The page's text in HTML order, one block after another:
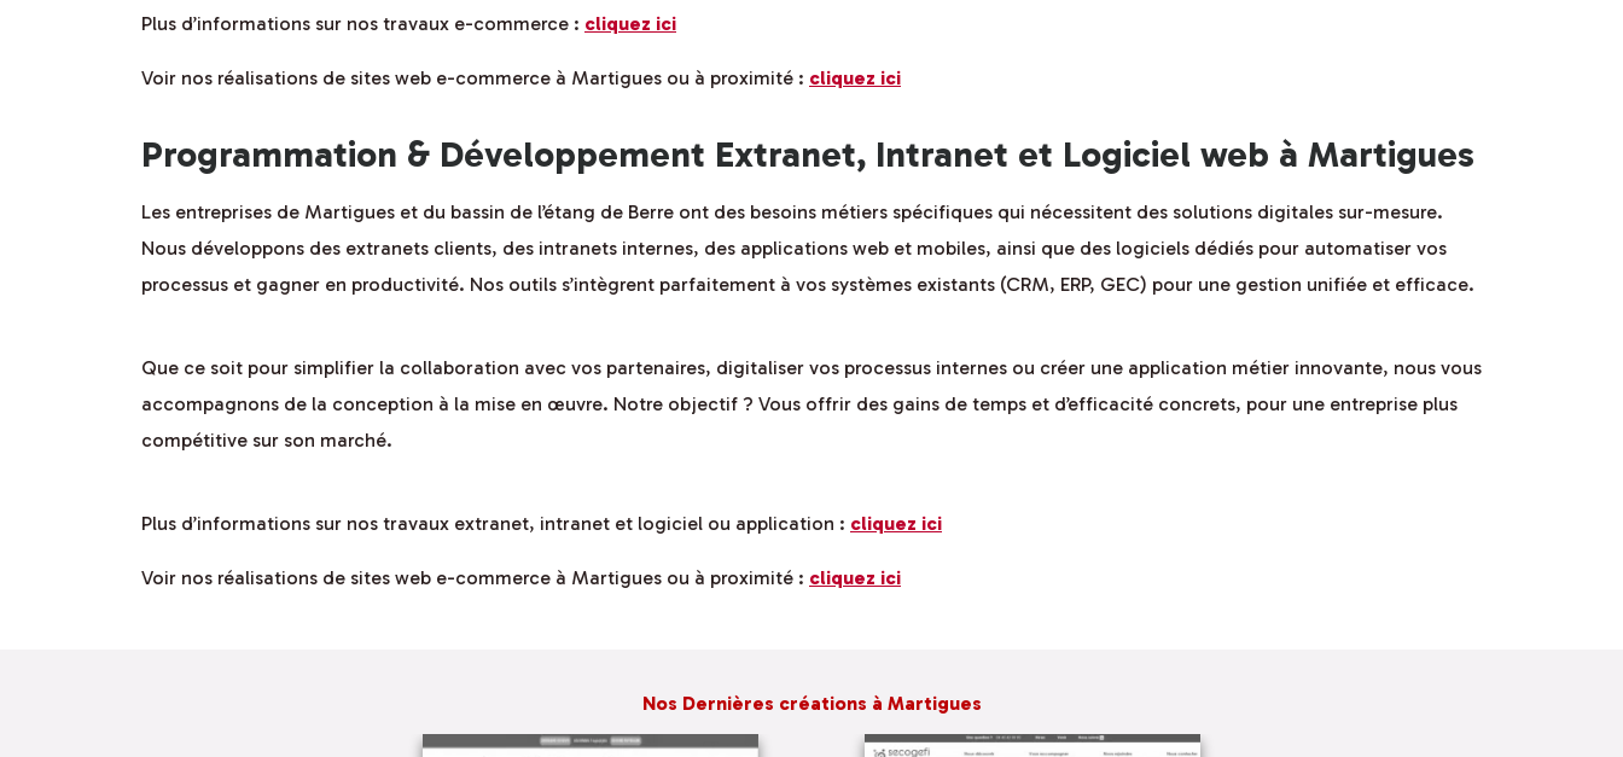
Plus d’informations sur nos travaux e-commerce : cliquez ici
Voir nos réalisations de sites web e-commerce à Martigues ou à proximité : cliquez ici
Programmation & Développement Extranet, Intranet et Logiciel web à Martigues
Les entreprises de Martigues et du bassin de l’étang de Berre ont des besoins métiers spécifiques qui nécessitent des solutions digitales sur-mesure.
Nous développons des extranets clients, des intranets internes, des applications web et mobiles, ainsi que des logiciels dédiés pour automatiser vos
processus et gagner en productivité. Nos outils s’intègrent parfaitement à vos systèmes existants (CRM, ERP, GEC) pour une gestion unifiée et efficace.
Que ce soit pour simplifier la collaboration avec vos partenaires, digitaliser vos processus internes ou créer une application métier innovante, nous vous
accompagnons de la conception à la mise en œuvre. Notre objectif ? Vous offrir des gains de temps et d’efficacité concrets, pour une entreprise plus
compétitive sur son marché.
Plus d’informations sur nos travaux extranet, intranet et logiciel ou application : cliquez ici
Voir nos réalisations de sites web e-commerce à Martigues ou à proximité : cliquez ici
Nos Dernières créations à Martigues